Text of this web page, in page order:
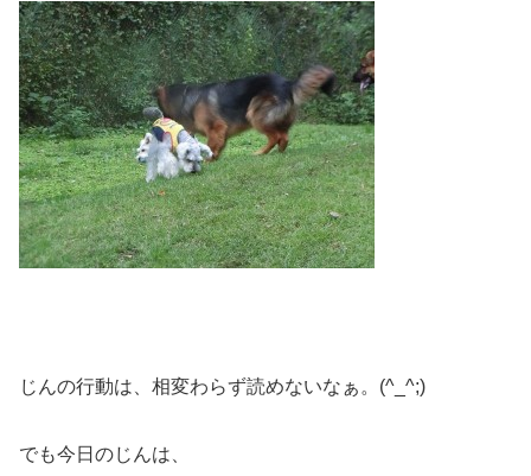
じんの行動は、相変わらず読めないなぁ。(^_^;)
でも今日のじんは、